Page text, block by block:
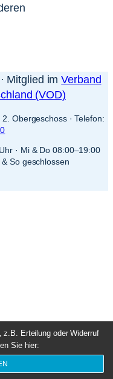
Mitglied imVerband
(VOD)
Obergeschoss · Telefon:
· Mi & Do 08:00–19:00
So geschlossen
z.B. Erteilung oder Widerruf
Sie hier: